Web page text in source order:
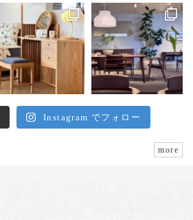
Instagram でフォロー
more